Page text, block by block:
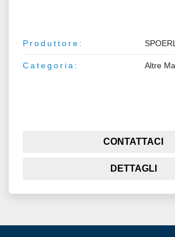
Produttore: SPOERL
Categoria:
CONTATTACI
DETTAGLI